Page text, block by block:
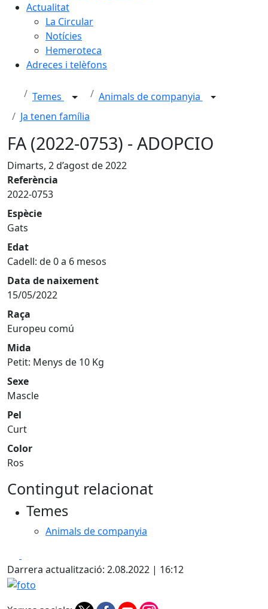
Actualitat
La Circular
Notícies
Hemeroteca
Adreces i telèfons
Temes
Animals de companyia
Ja tenen família
FA (2022-0753) - ADOPCIO
Dimarts, 2 d’agost de 2022
Referència
2022-0753
Espècie
Gats
Edat
Cadell: de 0 a 6 mesos
Data de naixement
15/05/2022
Raça
Europeu comú
Mida
Petit: Menys de 10 Kg
Sexe
Mascle
Pel
Curt
Color
Ros
Contingut relacionat
Temes
Animals de companyia
Darrera actualització: 2.08.2022 | 16:12
foto